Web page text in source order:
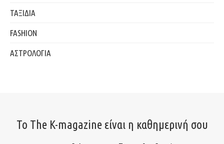
ΤΑΞΙΔΙΑ
FASHION
ΑΣΤΡΟΛΟΓΙΑ
Το The K-magazine είναι η καθημερινή σου